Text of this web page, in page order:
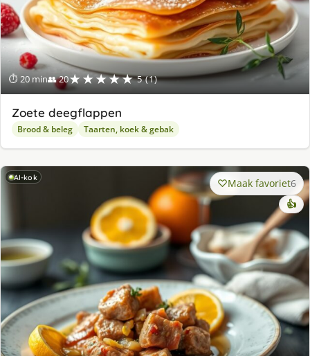
⏱ 20 min👥 20★★★★★ 5 (1)
Zoete deegflappen
Brood & beleg Taarten, koek & gebak
AI-kok Maak favoriet6
👍